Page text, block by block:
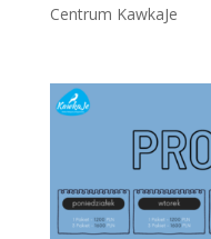
Centrum KawkaJe